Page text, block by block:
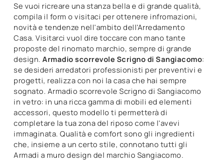
Se vuoi ricreare una stanza bella e di grande qualità,
compila il form o visitaci per ottenere infromazioni,
novità e tendenze nell'ambito dell'Arredamento
Casa. Visitarci vuol dire toccare con mano tante
proposte del rinomato marchio, sempre di grande
design. Armadio scorrevole Scrigno di Sangiacomo:
se desideri arredatori professionisti per preventivi e
progetti, realizza con noi la casa che hai sempre
sognato. Armadio scorrevole Scrigno di Sangiacomo
in vetro: in una ricca gamma di mobili ed elementi
accessori, questo modello ti permetterà di
completare la tua zona del riposo come l'avevi
immaginata. Qualità e comfort sono gli ingredienti
che, insieme a un certo stile, connotano tutti gli
Armadi a muro design del marchio Sangiacomo.